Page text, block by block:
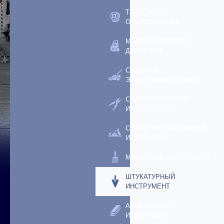
ТЕПЛОВОЕ
ОБОРУДОВАНИЕ
МОЙКИ ВЫСОКОГО
ДАВЛЕНИЯ
САДОВЫЙ
ЭЛЕКТРОИНСТРУМЕНТ
САДОВЫЙ РУЧНОЙ
ИНСТРУМЕНТ
СТОЛЯРНО-СЛЕСАРНЫЙ
ИНСТРУМЕНТ
МАЛЯРНЫЙ ИНСТРУМЕНТ
ШТУКАТУРНЫЙ
ИНСТРУМЕНТ
АБРАЗИВНЫЙ
ИНСТРУМЕНТ